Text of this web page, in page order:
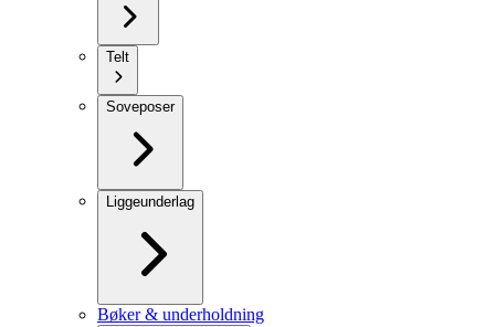
Telt
Soveposer
Liggeunderlag
Bøker & underholdning